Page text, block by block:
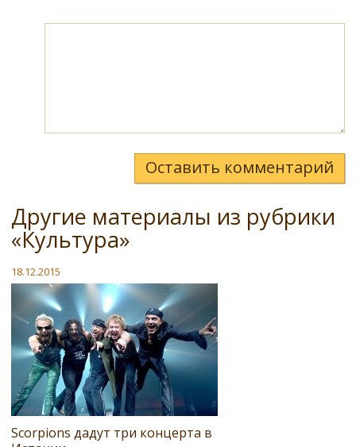
Оставить комментарий
Другие материалы из рубрики
«Культура»
18.12.2015
Scorpions дадут три концерта в